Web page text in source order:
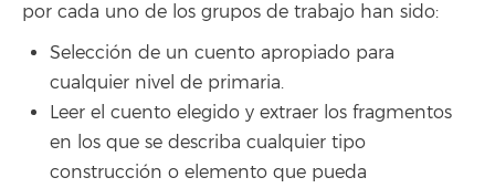
por cada uno de los grupos de trabajo han sido:
Selección de un cuento apropiado para
cualquier nivel de primaria.
Leer el cuento elegido y extraer los fragmentos
en los que se describa cualquier tipo
construcción o elemento que pueda